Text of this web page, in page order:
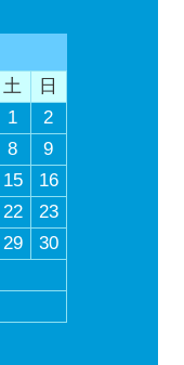
土 日
1
2
8
9
15
16
22
23
29
30